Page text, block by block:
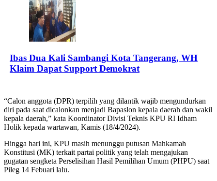
Ibas Dua Kali Sambangi Kota Tangerang, WH
Klaim Dapat Support Demokrat
“Calon anggota (DPR) terpilih yang dilantik wajib mengundurkan
diri pada saat dicalonkan menjadi Bapaslon kepala daerah dan wakil
kepala daerah,” kata Koordinator Divisi Teknis KPU RI Idham
Holik kepada wartawan, Kamis (18/4/2024).
Hingga hari ini, KPU masih menunggu putusan Mahkamah
Konstitusi (MK) terkait partai politik yang telah mengajukan
gugatan sengketa Perselisihan Hasil Pemilihan Umum (PHPU) saat
Pileg 14 Febuari lalu.